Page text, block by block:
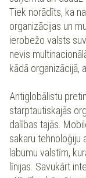
Tiek norādīts, ka
organizācijas un
ierobežo valsts
nevis
kādā organizācijā,
Antiglobālistu
starptautiskajās
dalības tajās.
sakaru tehnoloģiju
labumu valstīm,
līnijas. Savukārt